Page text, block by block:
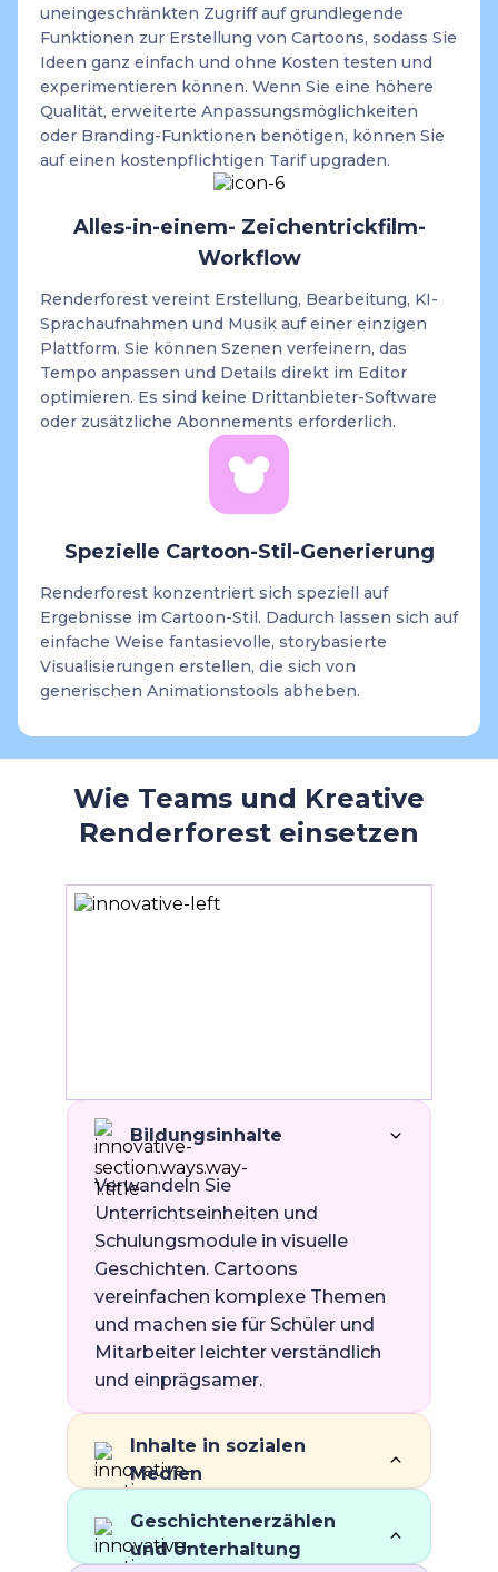
uneingeschränkten Zugriff auf grundlegende
Funktionen zur Erstellung von Cartoons, sodass Sie
Ideen ganz einfach und ohne Kosten testen und
experimentieren können. Wenn Sie eine höhere
Qualität, erweiterte Anpassungsmöglichkeiten
oder Branding-Funktionen benötigen, können Sie
auf einen kostenpflichtigen Tarif upgraden.
Alles-in-einem- Zeichentrickfilm-
Workflow
Renderforest vereint Erstellung, Bearbeitung, KI-
Sprachaufnahmen und Musik auf einer einzigen
Plattform. Sie können Szenen verfeinern, das
Tempo anpassen und Details direkt im Editor
optimieren. Es sind keine Drittanbieter-Software
oder zusätzliche Abonnements erforderlich.
Spezielle Cartoon-Stil-Generierung
Renderforest konzentriert sich speziell auf
Ergebnisse im Cartoon-Stil. Dadurch lassen sich auf
einfache Weise fantasievolle, storybasierte
Visualisierungen erstellen, die sich von
generischen Animationstools abheben.
Wie Teams und Kreative
Renderforest einsetzen
Bildungsinhalte
Verwandeln Sie
Unterrichtseinheiten und
Schulungsmodule in visuelle
Geschichten. Cartoons
vereinfachen komplexe Themen
und machen sie für Schüler und
Mitarbeiter leichter verständlich
und einprägsamer.
Inhalte in sozialen
Medien
Cartoon-Videos stechen in Feeds
hervor, in denen statische Inhalte
Geschichtenerzählen
und Unterhaltung